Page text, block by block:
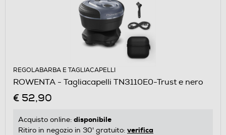
REGOLABARBA E TAGLIACAPELLI
ROWENTA - Tagliacapelli TN3110E0-Trust e nero
€ 52,90
Acquisto online: disponibile
Ritiro in negozio in 30' gratuito: verifica